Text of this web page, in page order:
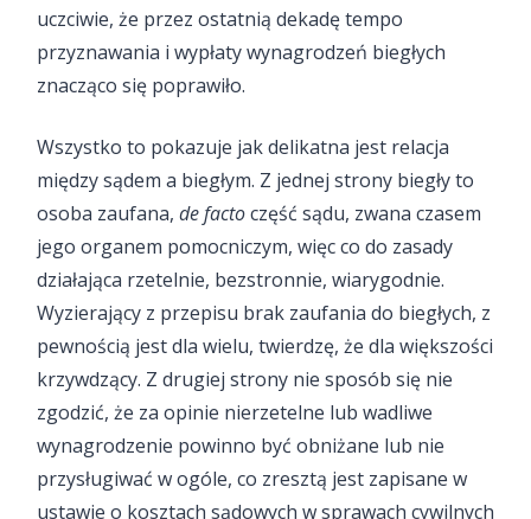
uczciwie, że przez ostatnią dekadę tempo
przyznawania i wypłaty wynagrodzeń biegłych
znacząco się poprawiło.
Wszystko to pokazuje jak delikatna jest relacja
między sądem a biegłym. Z jednej strony biegły to
osoba zaufana, de factoczęść sądu, zwana czasem
jego organem pomocniczym, więc co do zasady
działająca rzetelnie, bezstronnie, wiarygodnie.
Wyzierający z przepisu brak zaufania do biegłych, z
pewnością jest dla wielu, twierdzę, że dla większości
krzywdzący. Z drugiej strony nie sposób się nie
zgodzić, że za opinie nierzetelne lub wadliwe
wynagrodzenie powinno być obniżane lub nie
przysługiwać w ogóle, co zresztą jest zapisane w
ustawie o kosztach sądowych w sprawach cywilnych